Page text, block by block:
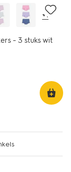
+1
- 3 stuks wit